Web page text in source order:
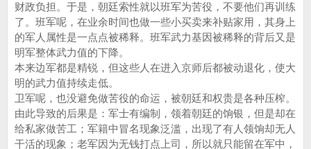
财政负担。于是，朝廷索性就以班军为苦役，不要他们再训练
了。班军呢，在业余时间也做一些小买卖来补贴家用，其身上
的军人属性是一点点被稀释。班军武力基因被稀释的背后又是
明军整体武力值的下降。
本来边军都是精锐，但这些人在进入京师后都被动退化，使大
明的武力值持续走低。
卫军呢，也没避免做苦役的命运，被朝廷和权贵是各种压榨。
由此导致的后果是：军士有编制，领着朝廷的饷银，但是却在
给私家做苦工；军籍中冒名现象泛滥，出现了有人领饷却无人
干活的现象；老军因为无钱打点上司，所以就只能留在军中，